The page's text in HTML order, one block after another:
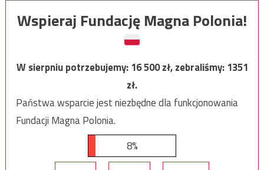
Wspieraj Fundację Magna Polonia!
W sierpniu potrzebujemy:16 500zł, zebraliśmy:1351
zł.
Państwa wsparcie jest niezbędne dla funkcjonowania
Fundacji Magna Polonia.
8%